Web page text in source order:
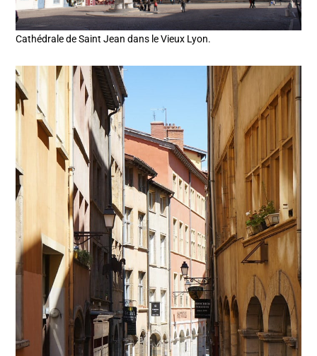
Cathédrale de Saint Jean dans le Vieux Lyon.